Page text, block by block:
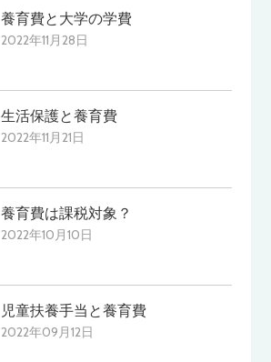
養育費と大学の学費
2022年11月28日
生活保護と養育費
2022年11月21日
養育費は課税対象？
2022年10月10日
児童扶養手当と養育費
2022年09月12日